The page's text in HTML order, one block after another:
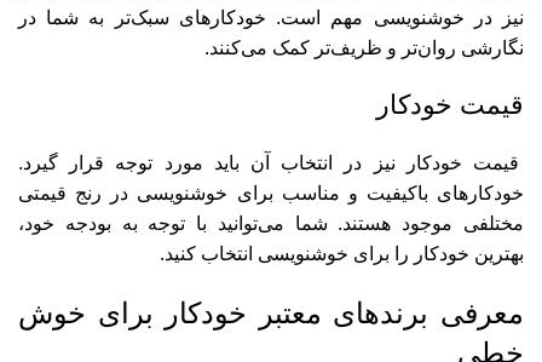
نیز در خوشنویسی مهم است. خودکارهای سبک‌تر به شما در
نگارشی روان‌تر و ظریف‌تر کمک می‌کنند.
قیمت خودکار
قیمت خودکار نیز در انتخاب آن باید مورد توجه قرار گیرد.
خودکارهای باکیفیت و مناسب برای خوشنویسی در رنج قیمتی
مختلفی موجود هستند. شما می‌توانید با توجه به بودجه خود،
بهترین خودکار را برای خوشنویسی انتخاب کنید.
معرفی برندهای معتبر خودکار برای خوش
خطی